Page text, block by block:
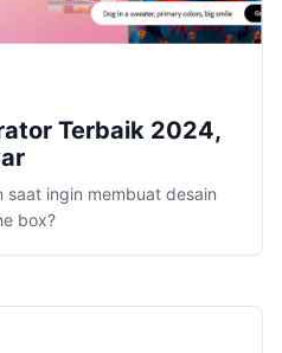
Terbaik 2024,
saat ingin membuat desain
box?